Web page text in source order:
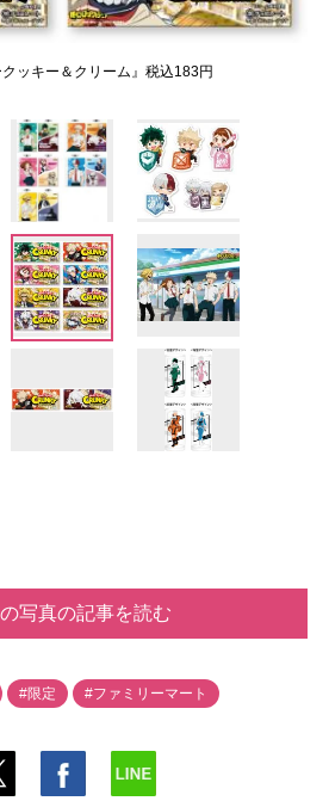
ッキー＆クリーム』税込183円
写真の記事を読む
#限定 #ファミリーマート